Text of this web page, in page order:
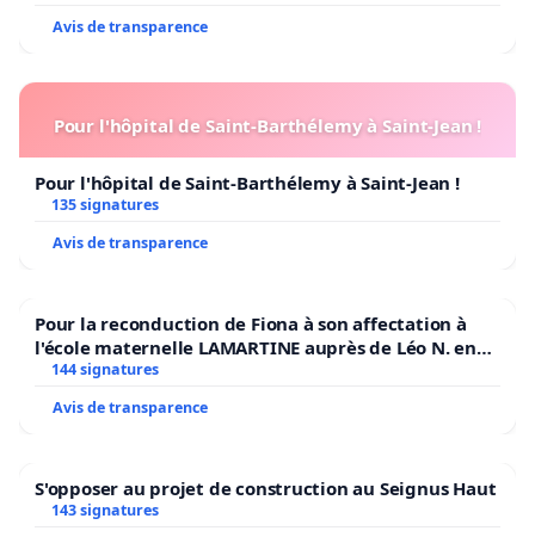
Avis de transparence
Pour l'hôpital de Saint-Barthélemy à Saint-Jean !
Pour l'hôpital de Saint-Barthélemy à Saint-Jean !
135 signatures
Avis de transparence
Pour la reconduction de Fiona à son affectation à
l'école maternelle LAMARTINE auprès de Léo N. en
2026/2027
144 signatures
Avis de transparence
S'opposer au projet de construction au Seignus Haut
143 signatures